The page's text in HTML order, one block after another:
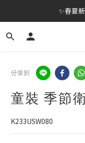
✨春夏
✨春夏
✨春夏
分享到
童裝 季節
K233USW080